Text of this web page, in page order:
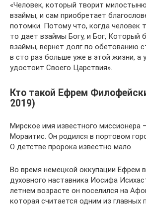
«Человек, который творит
взаймы, и сам приобретает
потомки. Потому что, когда человек
то дает взаймы Богу, и Бог, Который
взаймы, вернет долг по обетованию
в сто раз больше уже в этой жизни, а
удостоит Своего Царствия».
Кто такой Ефрем
2019)
Мирское имя известного миссионера
Мораитис. Он родился в портовом
О детстве пророка известно мало.
Во время немецкой оккупации Ефрем
духовного наставника Иосифа
летнем возрасте он поселился на
которая считается одним из главных